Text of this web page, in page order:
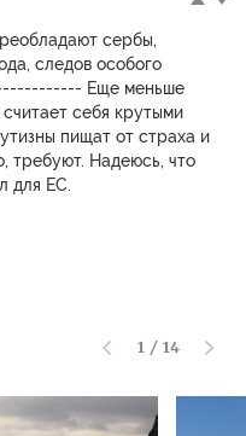
сербы,
следов особого
------------ Еще меньше
себя крутыми
пищат от страха и
требуют. Надеюсь, что
для ЕС.
1 / 14